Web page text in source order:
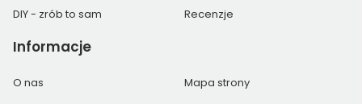
DIY - zrób to sam Recenzje
Informacje
O nas Mapa strony